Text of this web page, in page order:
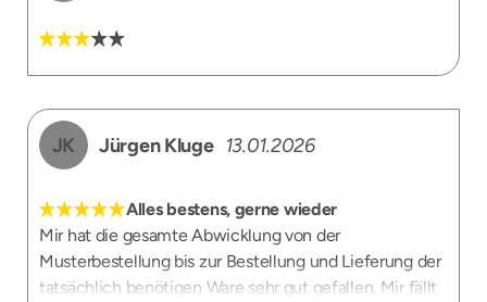
JK Jürgen Kluge 13.01.2026
Alles bestens, gerne wieder
Mir hat die gesamte Abwicklung von der
Musterbestellung bis zur Bestellung und Lieferung der
tatsächlich benötigen Ware sehr gut gefallen. Mir fällt